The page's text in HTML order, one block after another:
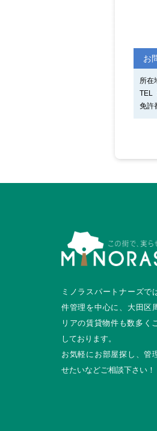
お
所在
TEL
免許
ミノラスパートナーズで
件管理を中心に、大田区
リアの賃貸物件も数多く
しております。
お気軽にお部屋探し、管
せたいなどご相談下さい！